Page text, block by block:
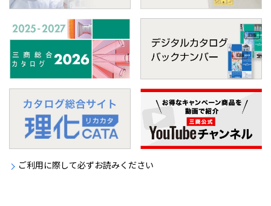
ご利用に際して必ずお読みください